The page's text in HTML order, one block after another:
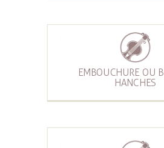
EMBOUCHURE OU
HANCHES